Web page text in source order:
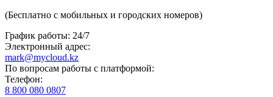
(Бесплатно с мобильных и городских номеров)
График работы: 24/7
Электронный адрес:
mark@mycloud.kz
По вопросам работы с платформой:
Телефон:
8 800 080 0807